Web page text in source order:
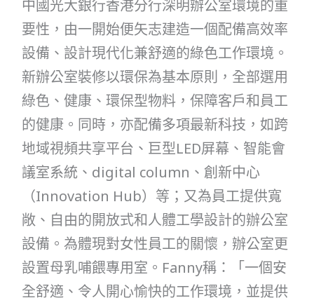
中國光大銀行香港分行深明辦公室環境的重
要性，由一開始便矢志建造一個配備高效率
設備、設計現代化兼舒適的綠色工作環境。
新辦公室裝修以環保為基本原則，全部選用
綠色、健康、環保型物料，保障客戶和員工
的健康。同時，亦配備多項最新科技，如跨
地域視頻共享平台、巨型LED屏幕、智能會
議室系統、digital column、創新中心
（Innovation Hub）等；又為員工提供寬
敞、自由的開放式和人體工學設計的辦公室
設備。為體現對女性員工的關懷，辦公室更
設置母乳哺餵專用室。Fanny稱：「一個安
全舒適、令人開心愉快的工作環境，並提供